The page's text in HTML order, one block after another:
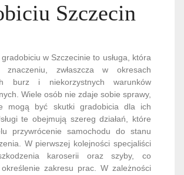
Szczecin
w Szczecinie to usługa, która
zwłaszcza w okresach
burz i niekorzystnych warunków
Wiele osób nie zdaje sobie sprawy,
mogą być skutki gradobicia dla ich
te obejmują szereg działań, które
przywrócenie samochodu do stanu
W pierwszej kolejności specjaliści
karoserii oraz szyby, co
zakresu prac. W zależności